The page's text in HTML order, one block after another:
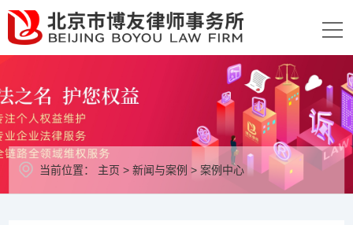
当前位置： 主页 >新闻与案例 >案例中心